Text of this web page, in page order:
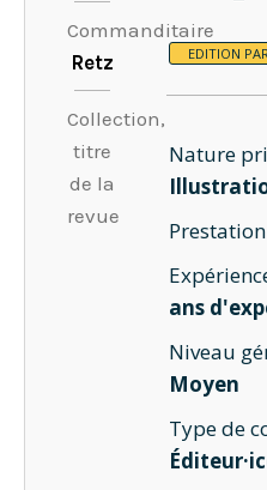
Commanditaire
Retz
Collection,
titre
de la
revue
EDITION
Nature
ans
Niveau
Moyen
Type de